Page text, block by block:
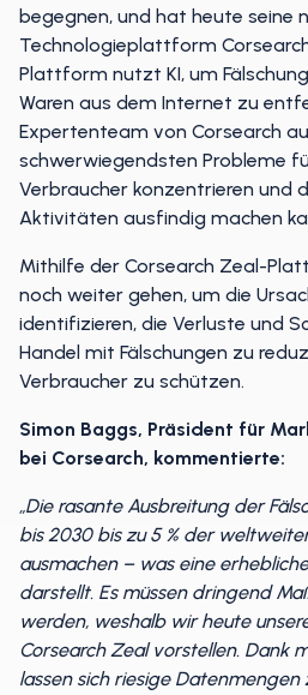
begegnen, und hat heute seine
Technologieplattform
Plattform nutzt KI, um
Waren aus dem Internet zu
Expertenteam von Corsearch
schwerwiegendsten Probleme
Verbraucher konzentrieren und
Aktivitäten ausfindig machen
Mithilfe der Corsearch Zeal-
noch weiter gehen, um die
identifizieren, die Verluste und
Handel mit Fälschungen zu
Verbraucher zu schützen.
Simon Baggs, Präsident für
bei Corsearch, kommentierte:
„Die rasante Ausbreitung der
bis 2030 bis zu 5 % der
ausmachen – was eine
darstellt. Es müssen dringend
werden, weshalb wir heute
Corsearch Zeal vorstellen. Dank
lassen sich riesige Datenmengen